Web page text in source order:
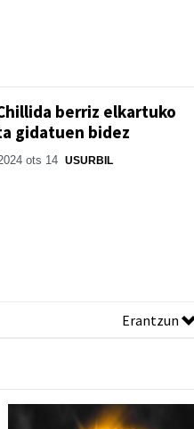
berriz elkartuko
gidatuen bidez
ots 14 USURBIL
Erantzun